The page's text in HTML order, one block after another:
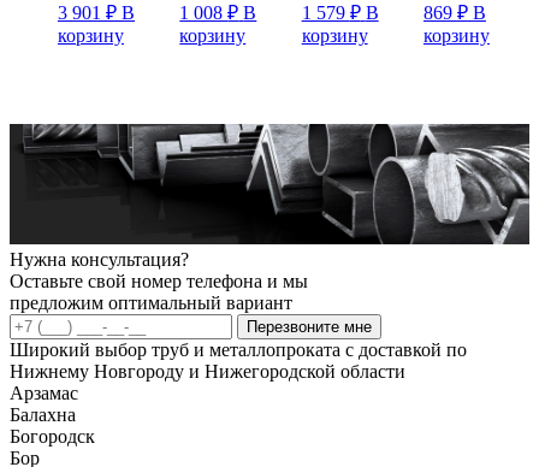
3 901 ₽ В
корзину
1 008₽ В
корзину
1 579 ₽ В
корзину
869 ₽ В
корзину
Нужна консультация?
Оставьте свой номер телефона и мы
предложим оптимальный вариант
Перезвоните мне
Широкий выбор труб и металлопроката с доставкой по
Нижнему Новгороду и Нижегородской области
Арзамас
Балахна
Богородск
Бор